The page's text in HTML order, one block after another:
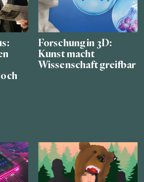
Forschung in 3D:
Kunst macht
Wissenschaft greifbar